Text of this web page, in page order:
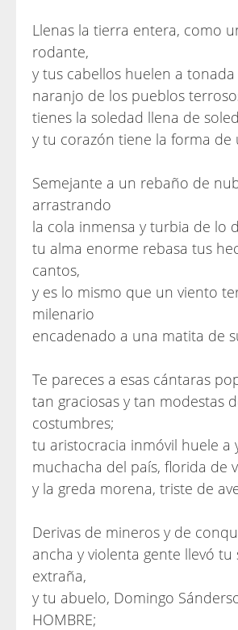
Llenas la tierra entera, como
rodante,
y tus cabellos huelen a tonada
naranjo de los pueblos
tienes la soledad llena de
y tu corazón tiene la forma de
Semejante a un rebaño de
arrastrando
la cola inmensa y turbia de lo
tu alma enorme rebasa tus
cantos,
y es lo mismo que un viento
milenario
encadenado a una matita de
Te pareces a esas cántaras
tan graciosas y tan modestas
costumbres;
tu aristocracia inmóvil huele a
muchacha del país, florida de
y la greda morena, triste de
Derivas de mineros y de
ancha y violenta gente llevó tu
extraña,
y tu abuelo, Domingo
HOMBRE;